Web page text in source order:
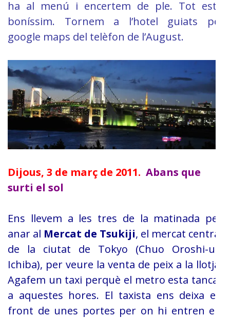
ha al menú i encertem de ple. Tot esta
boníssim. Tornem a l’hotel guiats pel
google maps del telèfon de l’August.
Dijous, 3 de març de 2011. Abans que
surti el sol
Ens llevem a les tres de la matinada per
anar al Mercat de Tsukiji, el mercat central
de la ciutat de Tokyo (Chuo Oroshi-uri
Ichiba), per veure la venta de peix a la llotja.
Agafem un taxi perquè el metro esta tancat
a aquestes hores. El taxista ens deixa en
front de unes portes per on hi entren els